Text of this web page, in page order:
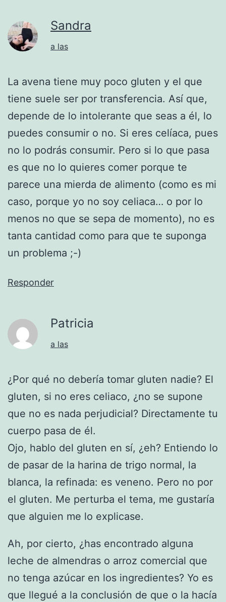
Sandra
a las
La avena tiene muy poco gluten y el que
tiene suele ser por transferencia. Así que,
depende de lo intolerante que seas a él, lo
puedes consumir o no. Si eres celíaca, pues
no lo podrás consumir. Pero si lo que pasa
es que no lo quieres comer porque te
parece una mierda de alimento (como es mi
caso, porque yo no soy celiaca… o por lo
menos no que se sepa de momento), no es
tanta cantidad como para que te suponga
un problema ;-)
Responder
Patricia
a las
¿Por qué no debería tomar gluten nadie? El
gluten, si no eres celiaco, ¿no se supone
que no es nada perjudicial? Directamente tu
cuerpo pasa de él.
Ojo, hablo del gluten en sí, ¿eh? Entiendo lo
de pasar de la harina de trigo normal, la
blanca, la refinada: es veneno. Pero no por
el gluten. Me perturba el tema, me gustaría
que alguien me lo explicase.
Ah, por cierto, ¿has encontrado alguna
leche de almendras o arroz comercial que
no tenga azúcar en los ingredientes? Yo es
que llegué a la conclusión de que o la hacía